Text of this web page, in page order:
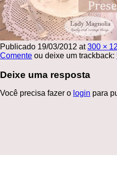
Publicado 19/03/2012 at300 ×
Comente ou deixe um trackback:
Deixe uma resposta
Você precisa fazer o login para